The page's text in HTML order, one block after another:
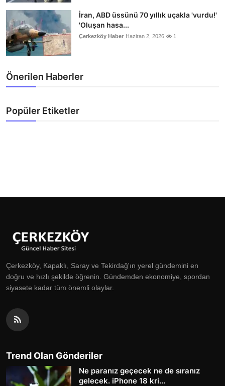
İran, ABD üssünü 70 yıllık uçakla 'vurdu!'
'Oluşan hasa...
Çerkezköy Haber Haziran 2, 2026 1
Önerilen Haberler
Popüler Etiketler
Çerkezköy, Kapaklı, Saray ve Tekirdağ'ın yerel gündemini en
doğru ve hızlı şekilde öğrenin. Gündemden ekonomiye, spordan
siyasete kadar tüm önemli olaylar.
Trend Olan Gönderiler
Ne paranız geçecek ne de sıranız
gelecek. iPhone 18 kri...